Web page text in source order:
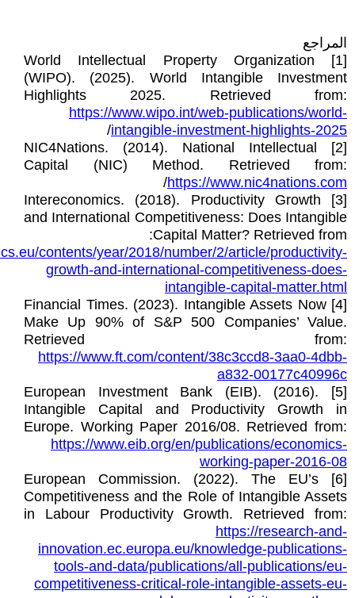
المراجع
[1] World Intellectual Property Organization
(WIPO). (2025). World Intangible Investment
Highlights 2025. Retrieved from:
https://www.wipo.int/web-publications/world-
intangible-investment-highlights-2025
/
[2] NIC4Nations. (2014). National Intellectual
Capital (NIC) Method. Retrieved from:
https://www.nic4nations.com
/
[3] Intereconomics. (2018). Productivity Growth
and International Competitiveness: Does Intangible
Capital Matter? Retrieved from:
contents/year/2018/number/2/article/productivity-
growth-and-international-competitiveness-does-
intangible-capital-matter.html
[4] Financial Times. (2023). Intangible Assets Now
Make Up 90% of S&P 500 Companies’ Value.
Retrieved from:
https://www.ft.com/content/38c3ccd8-3aa0-4dbb-
a832-00177c40996c
[5] European Investment Bank (EIB). (2016).
Intangible Capital and Productivity Growth in
Europe. Working Paper 2016/08. Retrieved from:
https://www.eib.org/en/publications/economics-
working-paper-2016-08
[6] European Commission. (2022). The EU’s
Competitiveness and the Role of Intangible Assets
in Labour Productivity Growth. Retrieved from:
https://research-and-
innovation.ec.europa.eu/knowledge-publications-
tools-and-data/publications/all-publications/eu-
competitiveness-critical-role-intangible-assets-eu-